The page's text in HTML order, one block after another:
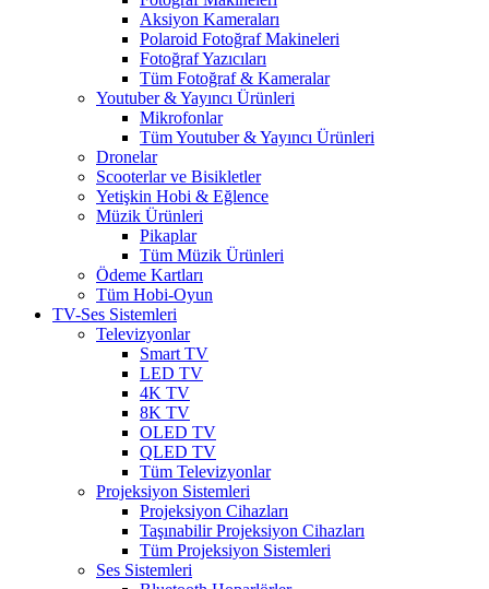
Aksiyon Kameraları
Polaroid Fotoğraf Makineleri
Fotoğraf Yazıcıları
Tüm Fotoğraf & Kameralar
Youtuber & Yayıncı Ürünleri
Mikrofonlar
Tüm Youtuber & Yayıncı Ürünleri
Dronelar
Scooterlar ve Bisikletler
Yetişkin Hobi & Eğlence
Müzik Ürünleri
Pikaplar
Tüm Müzik Ürünleri
Ödeme Kartları
Tüm Hobi-Oyun
TV-Ses Sistemleri
Televizyonlar
Smart TV
LED TV
4K TV
8K TV
OLED TV
QLED TV
Tüm Televizyonlar
Projeksiyon Sistemleri
Projeksiyon Cihazları
Taşınabilir Projeksiyon Cihazları
Tüm Projeksiyon Sistemleri
Ses Sistemleri